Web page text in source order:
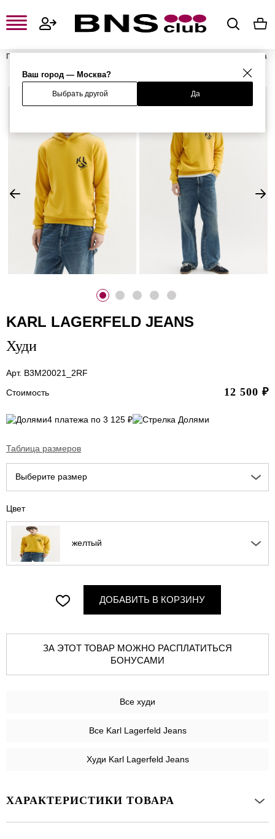
Ваш город — Москва?
Выбрать другой Да
Главная
Мужская одежда
KARL LAGERFELD JEANS
Худи
Арт. B3M20021_2RF
Стоимость
12 500 ₽
4 платежа по 3 125 ₽
Таблица размеров
Выберите размер
Цвет
желтый
ДОБАВИТЬ В КОРЗИНУ
ЗА ЭТОТ ТОВАР МОЖНО РАСПЛАТИТЬСЯ
БОНУСАМИ
Все худи
Все Karl Lagerfeld Jeans
Худи Karl Lagerfeld Jeans
ХАРАКТЕРИСТИКИ ТОВАРА